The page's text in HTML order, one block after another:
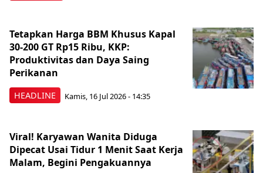
HEADLINE
Tetapkan Harga BBM Khusus Kapal
30-200 GT Rp15 Ribu, KKP:
Produktivitas dan Daya Saing
Perikanan
Kamis, 16 Jul 2026 - 14:35
Viral! Karyawan Wanita Diduga
Dipecat Usai Tidur 1 Menit Saat Kerja
Malam, Begini Pengakuannya